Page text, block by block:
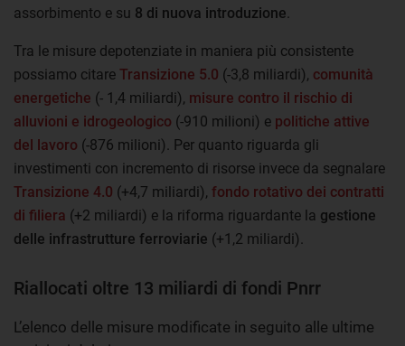
assorbimento e su 8 di nuova introduzione
Tra le misure depotenziate in maniera più consistente
possiamo citare Transizione 5.0 (-3,8 miliardi), comunità
energetiche (- 1,4 miliardi), misure contro il rischio di
alluvioni e idrogeologico (-910 milioni) e politiche attive
del lavoro (-876 milioni). Per quanto riguarda gli
investimenti con incremento di risorse invece da segnalare
Transizione 4.0 (+4,7 miliardi), fondo rotativo dei contratti
di filiera (+2 miliardi) e la riforma riguardante la gestione
delle infrastrutture ferroviarie (+1,2 miliardi).
Riallocati oltre 13 miliardi di fondi Pnrr
L’elenco delle misure modificate in seguito alle ultime